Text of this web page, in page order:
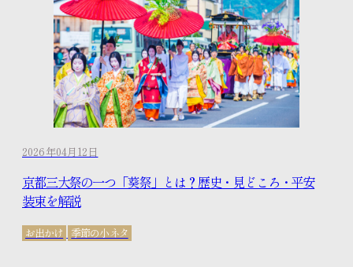
2026年04月12日
京都三大祭の一つ「葵祭」とは？歴史・見どころ・平安
装束を解説
お出かけ 季節の小ネタ